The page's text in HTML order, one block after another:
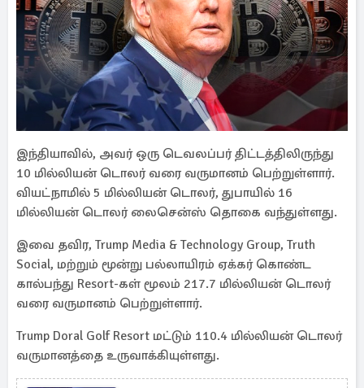
இந்தியாவில், அவர் ஒரு டெவலப்பர் திட்டத்திலிருந்து
10 மில்லியன் டொலர் வரை வருமானம் பெற்றுள்ளார்.
வியட்நாமில் 5 மில்லியன் டொலர், துபாயில் 16
மில்லியன் டொலர் லைசென்ஸ் தொகை வந்துள்ளது.
இவை தவிர, Trump Media & Technology Group, Truth
Social, மற்றும் மூன்று பல்லாயிரம் ஏக்கர் கொண்ட
கால்பந்து Resort-கள் மூலம் 217.7 மில்லியன் டொலர்
வரை வருமானம் பெற்றுள்ளார்.
Trump Doral Golf Resort மட்டும் 110.4 மில்லியன் டொலர்
வருமானத்தை உருவாக்கியுள்ளது.